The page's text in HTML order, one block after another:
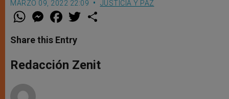
MARZO 09, 2022 22:09 JUSTICIA Y PAZ
W
t
s
p
p
M
e
s
e
g
e
F
a
e
b
o
k
w
r
Share this Entry
Redacción Zenit